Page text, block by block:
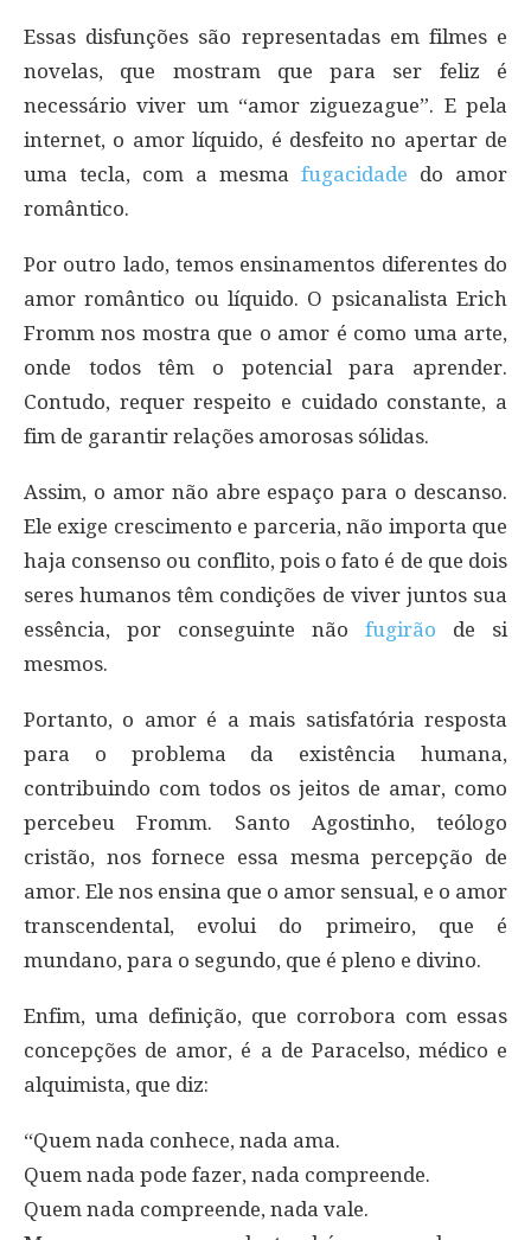
Essas disfunções são representadas em filmes e
novelas, que mostram que para ser feliz é
necessário viver um “amor ziguezague”. E pela
internet, o amor líquido, é desfeito no apertar de
uma tecla, com a mesma fugacidade do amor
romântico.
Por outro lado, temos ensinamentos diferentes do
amor romântico ou líquido. O psicanalista Erich
Fromm nos mostra que o amor é como uma arte,
onde todos têm o potencial para aprender.
Contudo, requer respeito e cuidado constante, a
fim de garantir relações amorosas sólidas.
Assim, o amor não abre espaço para o descanso.
Ele exige crescimento e parceria, não importa que
haja consenso ou conflito, pois o fato é de que dois
seres humanos têm condições de viver juntos sua
essência, por conseguinte não fugirão de si
mesmos.
Portanto, o amor é a mais satisfatória resposta
para o problema da existência humana,
contribuindo com todos os jeitos de amar, como
percebeu Fromm. Santo Agostinho, teólogo
cristão, nos fornece essa mesma percepção de
amor. Ele nos ensina que o amor sensual, e o amor
transcendental, evolui do primeiro, que é
mundano, para o segundo, que é pleno e divino.
Enfim, uma definição, que corrobora com essas
concepções de amor, é a de Paracelso, médico e
alquimista, que diz:
“Quem nada conhece, nada ama.
Quem nada pode fazer, nada compreende.
Quem nada compreende, nada vale.